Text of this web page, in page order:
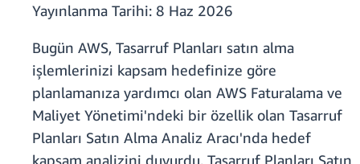
Yayınlanma Tarihi: 8 Haz 2026
Bugün AWS, Tasarruf Planları satın alma
işlemlerinizi kapsam hedefinize göre
planlamanıza yardımcı olan AWS Faturalama ve
Maliyet Yönetimi'ndeki bir özellik olan Tasarruf
Planları Satın Alma Analiz Aracı'nda hedef
kapsam analizini duyurdu. Tasarruf Planları Satın